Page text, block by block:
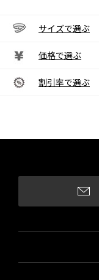
サイズで選ぶ
価格で選ぶ
割引率で選ぶ